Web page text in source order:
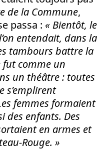
de la Commune,
passa : « Bientôt, le
entendait, dans la
tambours battre la
fut comme un
un théâtre : toutes
s’emplirent
femmes formaient
des enfants. Des
en armes et
Rouge. »